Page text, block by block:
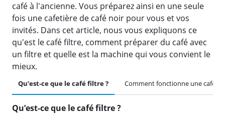
café à l'ancienne. Vous préparez ainsi en une seule
fois une cafetière de café noir pour vous et vos
invités. Dans cet article, nous vous expliquons ce
qu'est le café filtre, comment préparer du café avec
un filtre et quelle est la machine qui vous convient le
mieux.
Qu’est-ce que le café filtre ? Comment fonctionne une
Qu’est-ce que le café filtre ?